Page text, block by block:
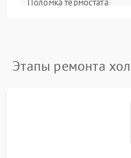
Поломка термостата
Поломка системы No
Этапы ремонта